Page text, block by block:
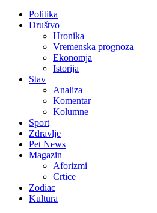
Politika
Društvo
Hronika
Vremenska prognoza
Ekonomja
Istorija
Stav
Analiza
Komentar
Kolumne
Sport
Zdravlje
Pet News
Magazin
Aforizmi
Crtice
Zodiac
Kultura